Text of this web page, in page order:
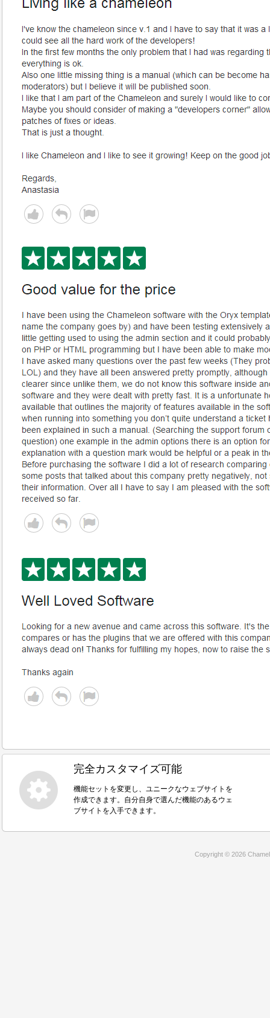
完全カスタマイズ可能
機能セットを変更し、ユニークなウェブサイトを
作成できます。自分自身で選んだ機能のあるウェ
ブサイトを入手できます。
Copyright © 2026